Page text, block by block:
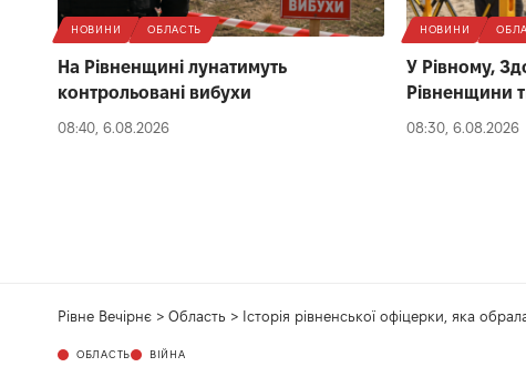
НОВИНИ ОБЛАСТЬ
На Рівненщині лунатимуть
контрольовані вибухи
08:40, 6.08.2026
НОВИНИ
У Рівному,
Рівненщини
08:30, 6.08.2026
Рівне Вечірнє > Область > Історія рівненської офіцерки, яка
ОБЛАСТЬ ВІЙНА